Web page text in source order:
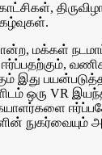
மக்கள்
வணிக
ஒரு VR
நுகர்வையும்